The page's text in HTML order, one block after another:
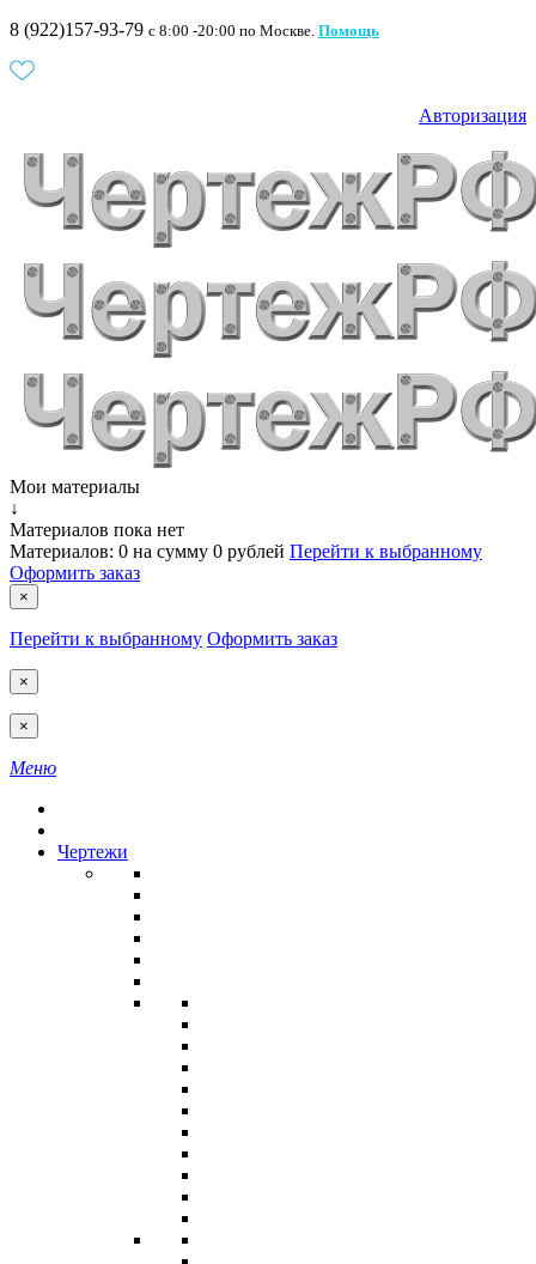
8 (922)157-93-79 c 8:00 -20:00 по Москве. Помощь
Авторизация
Мои материалы
↓
Материалов пока нет
Материалов: 0 на сумму 0 рублей Перейти к выбранному
Оформить заказ
×
Перейти к выбранному Оформить заказ
×
×
Меню
Чертежи